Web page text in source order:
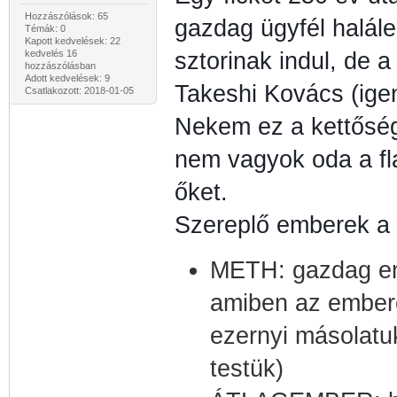
Hozzászólások: 65
Témák: 0
Kapott kedvelések: 22
kedvelés 16
hozzászólásban
Adott kedvelések: 9
Csatlakozott: 2018-01-05
gazdag ügyfél
sztorinak indul, de
Takeshi Kovács
Nekem ez a
nem vagyok oda a
őket.
Szereplő emberek
METH: gazdag
amiben az
ezernyi
testük)